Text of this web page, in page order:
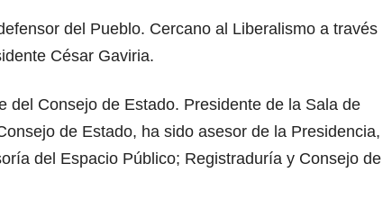
del Pueblo. Cercano al Liberalismo a través
César Gaviria.
del Consejo de Estado. Presidente de la Sala de
de Estado, ha sido asesor de la Presidencia,
del Espacio Público; Registraduría y Consejo de